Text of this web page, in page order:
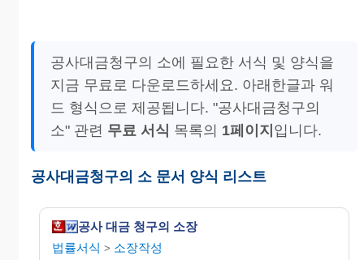
공사대금청구의 소에 필요한 서식 및 양식을
지금 무료로 다운로드하세요. 아래한글과 워
드 형식으로 제공됩니다. "공사대금청구의
소" 관련 무료 서식 목록의 1페이지 입니다.
공사대금청구의 소 문서 양식 리스트
공사 대금 청구의 소장
법률서식 > 소장작성